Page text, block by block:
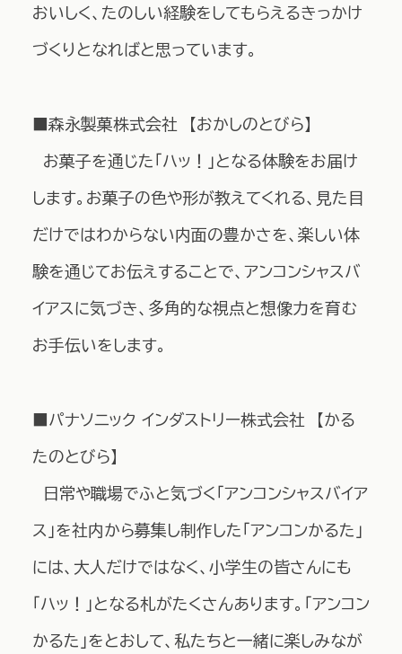
おいしく、たのしい経験をしてもらえるきっかけ
づくりとなればと思っています。
■森永製菓株式会社 【おかしのとびら】
お菓子を通じた「ハッ！」となる体験をお届け
します。お菓子の色や形が教えてくれる、見た目
だけではわからない内面の豊かさを、楽しい体
験を通じてお伝えすることで、アンコンシャスバ
イアスに気づき、多角的な視点と想像力を育む
お手伝いをします。
■パナソニック インダストリー株式会社 【かる
たのとびら】
日常や職場でふと気づく「アンコンシャスバイア
ス」を社内から募集し制作した「アンコンかるた」
には、大人だけではなく、小学生の皆さんにも
「ハッ！」となる札がたくさんあります。「アンコン
かるた」をとおして、私たちと一緒に楽しみなが